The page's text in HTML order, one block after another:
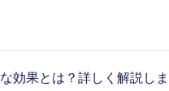
効果とは？詳しく解説しま